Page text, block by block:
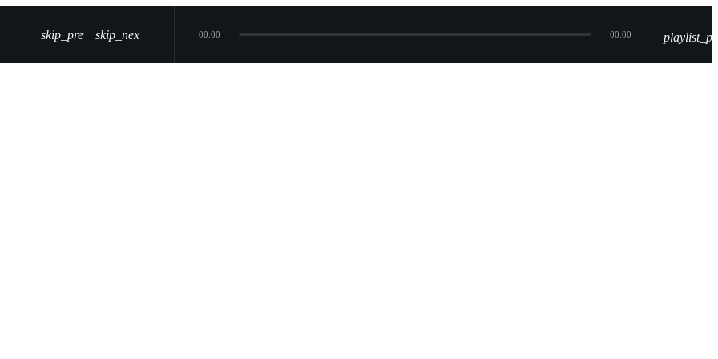
skip_previousskip_next 00:00 00:00